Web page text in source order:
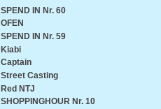
SPEND IN Nr. 60
OFEN
SPEND IN Nr. 59
Kiabi
Captain
Street Casting
Red NTJ
SHOPPINGHOUR Nr. 10